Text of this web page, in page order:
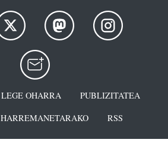
LEGE OHARRA
PUBLIZITATEA
HARREMANETARAKO RSS